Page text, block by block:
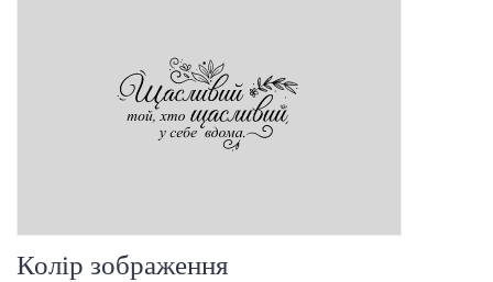
Колір зображення